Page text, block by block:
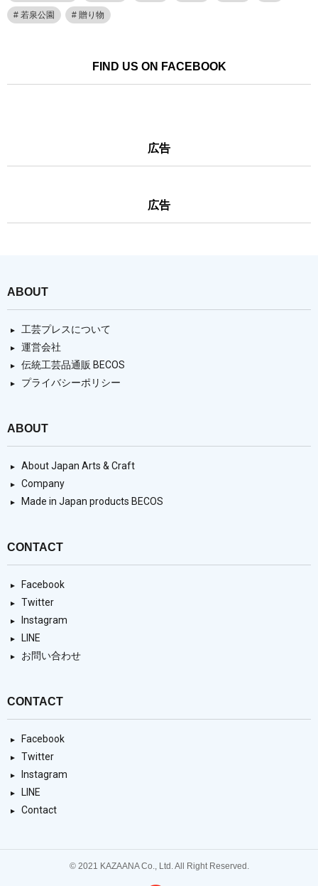
若泉公園 贈り物
FIND US ON FACEBOOK
広告
広告
ABOUT
工芸プレスについて
運営会社
伝統工芸品通販 BECOS
プライバシーポリシー
ABOUT
About Japan Arts & Craft
Company
Made in Japan products BECOS
CONTACT
Facebook
Twitter
Instagram
LINE
お問い合わせ
CONTACT
Facebook
Twitter
Instagram
LINE
Contact
© 2021 KAZAANA Co., Ltd. All Right Reserved.